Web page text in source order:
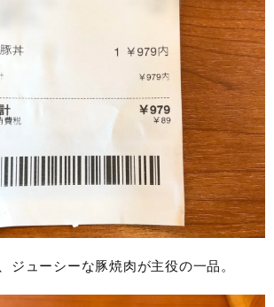
ジューシーな豚焼肉が主役の一品。